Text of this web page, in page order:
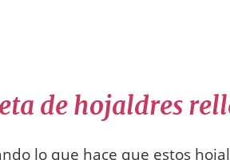
de hojaldres
lo que hace que estos